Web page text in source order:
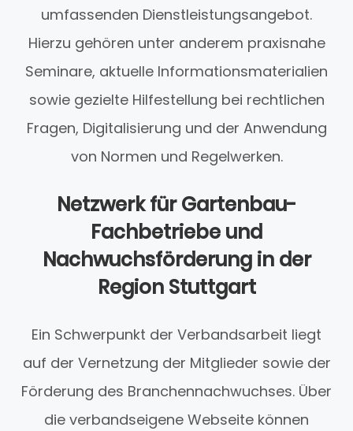
umfassenden Dienstleistungsangebot.
Hierzu gehören unter anderem praxisnahe
Seminare, aktuelle Informationsmaterialien
sowie gezielte Hilfestellung bei rechtlichen
Fragen, Digitalisierung und der Anwendung
von Normen und Regelwerken.
Netzwerk für Gartenbau-
Fachbetriebe und
Nachwuchsförderung in der
Region Stuttgart
Ein Schwerpunkt der Verbandsarbeit liegt
auf der Vernetzung der Mitglieder sowie der
Förderung des Branchennachwuchses. Über
die verbandseigene Webseite können